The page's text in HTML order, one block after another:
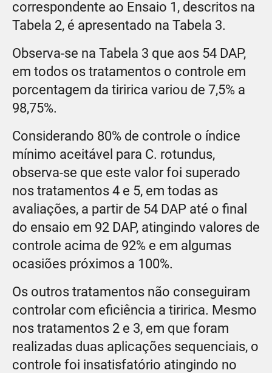
correspondente ao Ensaio 1, descritos na
Tabela 2, é apresentado na Tabela 3.
Observa-se na Tabela 3 que aos 54 DAP,
em todos os tratamentos o controle em
porcentagem da tiririca variou de 7,5% a
98,75%.
Considerando 80% de controle o índice
mínimo aceitável para C. rotundus,
observa-se que este valor foi superado
nos tratamentos 4 e 5, em todas as
avaliações, a partir de 54 DAP até o final
do ensaio em 92 DAP, atingindo valores de
controle acima de 92% e em algumas
ocasiões próximos a 100%.
Os outros tratamentos não conseguiram
controlar com eficiência a tiririca. Mesmo
nos tratamentos 2 e 3, em que foram
realizadas duas aplicações sequenciais, o
controle foi insatisfatório atingindo no